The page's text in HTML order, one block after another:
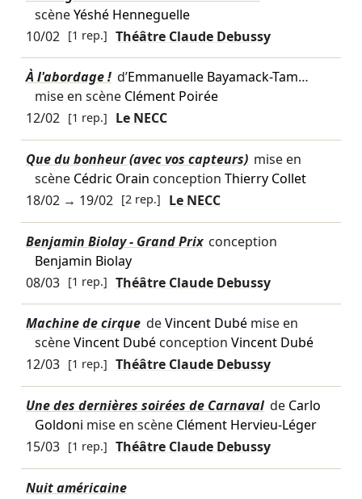
scèneYéshé Henneguelle
10/02 [1 rep.] Théâtre Claude Debussy
À l'abordage ! d’Emmanuelle Bayamack-Tam…
mise en scène Clément Poirée
12/02 [1 rep.] Le NECC
Que du bonheur (avec vos capteurs) mise en
scène Cédric Orain conception Thierry Collet
18/02→ 19/02 [2 rep.] Le NECC
Benjamin Biolay - Grand Prix conception
Benjamin Biolay
08/03 [1 rep.] Théâtre Claude Debussy
Machine de cirque deVincent Dubémise en
scèneVincent Dubéconception Vincent Dubé
12/03 [1 rep.] Théâtre Claude Debussy
Une des dernières soirées de Carnaval de Carlo
Goldoni mise en scène Clément Hervieu-Léger
15/03 [1 rep.] Théâtre Claude Debussy
Nuit américaine